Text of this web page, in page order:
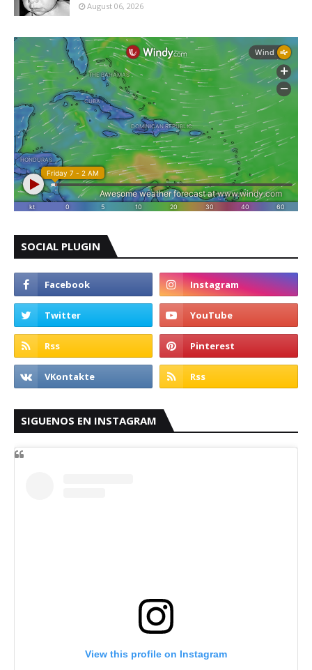
August 06, 2026
SOCIAL PLUGIN
SIGUENOS EN INSTAGRAM
View this profile on Instagram